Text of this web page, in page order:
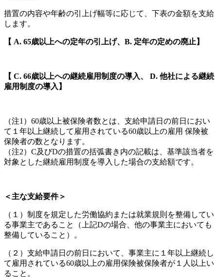
措置の内容や年齢の引上げ幅等に応じて、下表の金額を支給
します。
【 A. 65歳以上への定年の引上げ、B. 定年の定めの廃止】
【 C. 66歳以上への継続雇用制度の導入、 D. 他社による継続
雇用制度の導入】
（注1）60歳以上被保険者数とは、支給申請日の前日におい
て１年以上継続して雇用されている60歳以上の雇用 保険被
保険者の数となります。
（注2）C及びDの措置の括弧書き内の記載は、基準該当者を
対象とした継続雇用制度を導入した場合の支給額です。
＜主な支給要件＞
（１）制度を規定した労働協約または就業規則を整備してい
る事業主であること（上記Dの場合、他の事業主においても
整備していること）。
（２）支給申請日の前日において、事業主に１年以上継続し
て雇用されている60歳以上の雇用保険被保険者が１人以上い
ること。